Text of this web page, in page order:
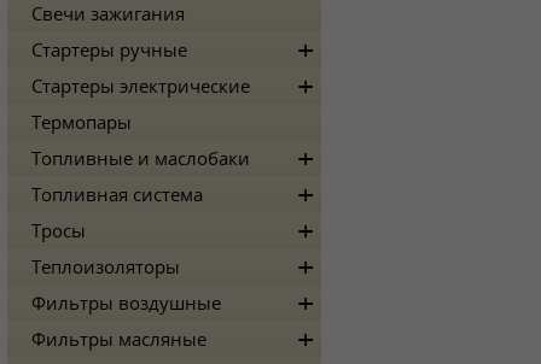
Свечи зажигания
Стартеры ручные
Стартеры электрические
Термопары
Топливные и маслобаки
Топливная система
Тросы
Теплоизоляторы
Фильтры воздушные
Фильтры масляные